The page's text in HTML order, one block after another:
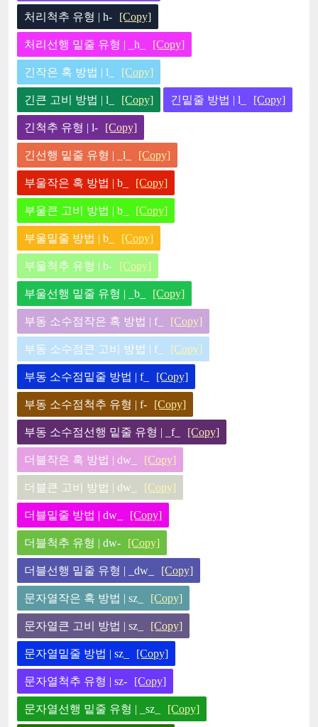
처리척추 유형 | h- [Copy]
처리선행 밑줄 유형 | _h_ [Copy]
긴작은 혹 방법 | l_ [Copy]
긴큰 고비 방법 | l_ [Copy] 긴밑줄 방법 | l_ [Copy]
긴척추 유형 | l- [Copy]
긴선행 밑줄 유형 | _l_ [Copy]
부울작은 혹 방법 | b_ [Copy]
부울큰 고비 방법 | b_ [Copy]
부울밑줄 방법 | b_ [Copy]
부울척추 유형 | b- [Copy]
부울선행 밑줄 유형 | _b_ [Copy]
부동 소수점작은 혹 방법 | f_ [Copy]
부동 소수점큰 고비 방법 | f_ [Copy]
부동 소수점밑줄 방법 | f_ [Copy]
부동 소수점척추 유형 | f- [Copy]
부동 소수점선행 밑줄 유형 | _f_ [Copy]
더블작은 혹 방법 | dw_ [Copy]
더블큰 고비 방법 | dw_ [Copy]
더블밑줄 방법 | dw_ [Copy]
더블척추 유형 | dw- [Copy]
더블선행 밑줄 유형 | _dw_ [Copy]
문자열작은 혹 방법 | sz_ [Copy]
문자열큰 고비 방법 | sz_ [Copy]
문자열밑줄 방법 | sz_ [Copy]
문자열척추 유형 | sz- [Copy]
문자열선행 밑줄 유형 | _sz_ [Copy]